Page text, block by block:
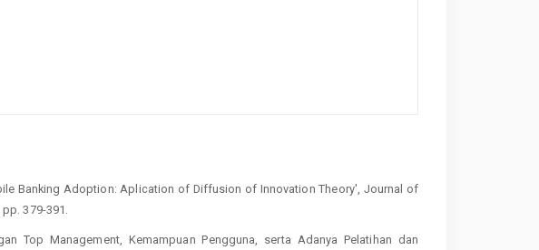
Banking Adoption: Aplication of Diffusion of Innovation Theory', Journal of
379-391.
Top Management, Kemampuan Pengguna, serta Adanya Pelatihan dan